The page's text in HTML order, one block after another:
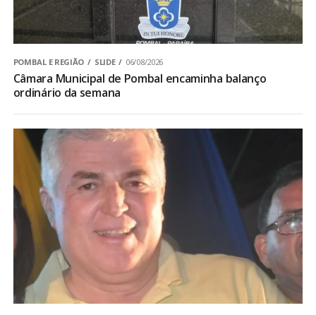
POMBAL E REGIÃO SLIDE 06/08/2026
Câmara Municipal de Pombal encaminha balanço
ordinário da semana